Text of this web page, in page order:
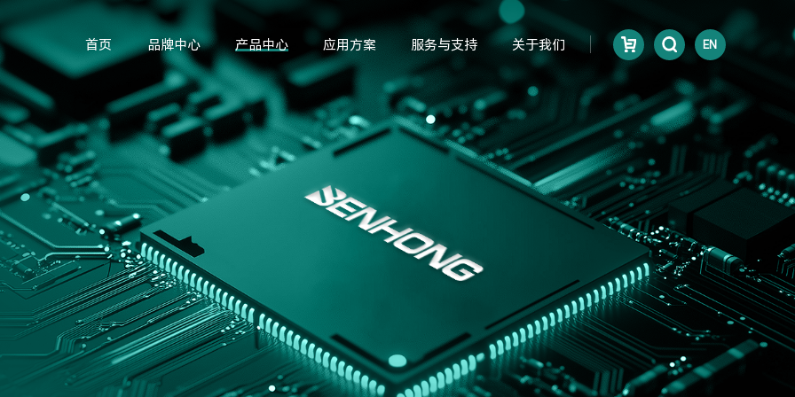
首页 品牌中心 产品中心 应用方案 服务与支持 关于我们 EN